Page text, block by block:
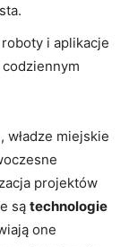
roboty i aplikacje
władze miejskie
projektów
są technologie
one